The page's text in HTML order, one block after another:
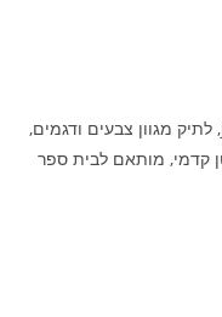
תיק גב למראה קלאסי של חברת jansport, לתיק מגוון צבעים ודגמים,
קדמי, מותאם לבית ספר